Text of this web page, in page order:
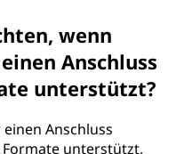
wenn
Anschluss
unterstützt?
Anschluss
unterstützt,